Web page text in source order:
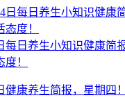
每日养生小知识健康简
！
健康养生简报，星期四